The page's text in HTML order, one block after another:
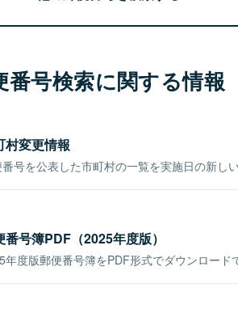
番号検索に関する情報
村変更情報
号を公表した市町村の一覧を実施日の新し
番号簿PDF（2025年度版）
年度版郵便番号簿をPDF形式でダウンロード